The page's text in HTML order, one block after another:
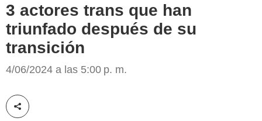
3 actores trans que han
triunfado después de su
transición
4/06/2024 a las 5:00 p. m.
Compartir esta noticia